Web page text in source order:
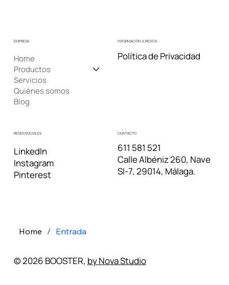
Home
Productos
Servicios
Quiénes somos
Blog
EMPRESA INFORMACIÓN JURÍDICA
Política de Privacidad
REDES SOCIALES
LinkedIn
Instagram
Pinterest
CONTACTO
611 581 521
Calle Albéniz 260, Nave
SI-7, 29014, Málaga.
Home / Entrada
© 2026 BOOSTER, by Nova Studio